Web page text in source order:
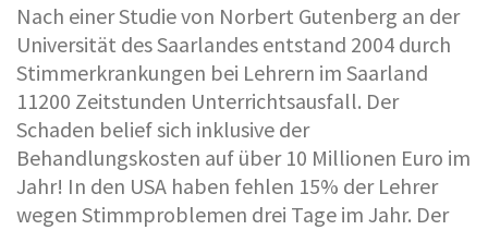
Nach einer Studie von Norbert Gutenberg an der
Universität des Saarlandes entstand 2004 durch
Stimmerkrankungen bei Lehrern im Saarland
11200 Zeitstunden Unterrichtsausfall. Der
Schaden belief sich inklusive der
Behandlungskosten auf über 10 Millionen Euro im
Jahr! In den USA haben fehlen 15% der Lehrer
wegen Stimmproblemen drei Tage im Jahr. Der